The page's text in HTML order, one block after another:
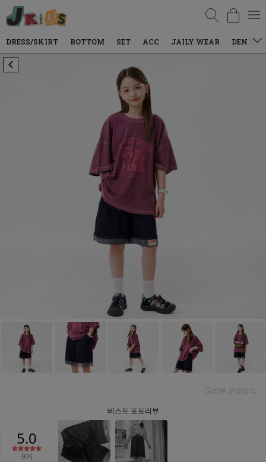
검색
BOTTOM SET ACC JAILY WEAR DENIM SALE LOOK